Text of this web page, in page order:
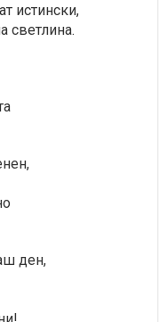
истински,
светлина.
ден,